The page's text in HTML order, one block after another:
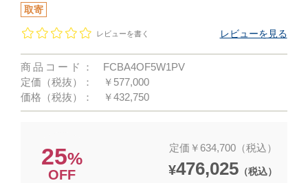
取寄
レビューを書く レビューを見る
商品コード：
FCBA4OF5W1PV
定価（税抜）：
￥577,000
価格（税抜）：
￥432,750
25%
OFF
定価￥634,700（税込）
¥476,025（税込）